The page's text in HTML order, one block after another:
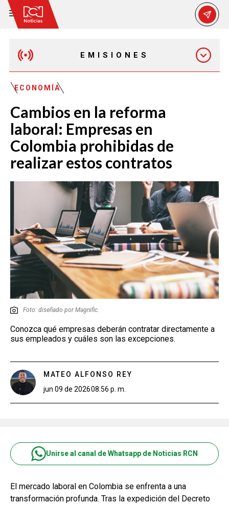
EMISIONES
EMISIÓN 7:00 PM
ECONOMÍA
Cambios en la reforma
laboral: Empresas en
Colombia prohibidas de
realizar estos contratos
Foto: diseñado por Magnific.
Conozca qué empresas deberán contratar directamente a
sus empleados y cuáles son las excepciones.
MATEO ALFONSO REY
jun 09 de 202608:56 p. m.
Unirse al canal de Whatsapp de Noticias RCN
El mercado laboral en Colombia se enfrenta a una
transformación profunda. Tras la expedición del Decreto